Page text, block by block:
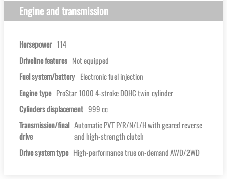
Engine and transmission
Horsepower 114
Driveline features Not equipped
Fuel system/battery Electronic fuel injection
Engine type ProStar 1000 4-stroke DOHC twin cylinder
Cylinders displacement 999 cc
Transmission/final
drive
Automatic PVT P/R/N/L/H with geared reverse
and high-strength clutch
Drive system type High-performance true on-demand AWD/2WD